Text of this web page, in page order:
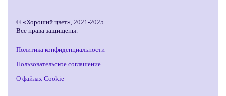
© «Хороший цвет», 2021-2025
Все права защищены.
Политика конфиденциальности
Пользовательское соглашение
О файлах Cookie